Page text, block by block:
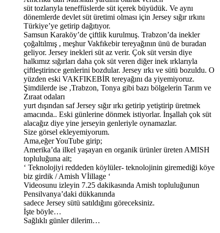
süt tozlarıyla teneffüslerde süt içerek büyüdük. Ve aynı
dönemlerde devlet süt üretimi olması için Jersey sığır ırkını
Türkiye’ye getirip dağıtıyor.
Samsun Karaköy’de çiftlik kurulmuş. Trabzon’da inekler
çoğaltılmış , meşhur Vakfıkebir tereyağının ünü de buradan
geliyor. Jersey inekleri süt az verir. Çok süt versin diye
halkımız sığırları daha çok süt veren diğer inek ırklarıyla
çiftleştirince genlerini bozdular. Jersey ırkı ve sütü bozuldu. O
yüzden eski VAKFIKEBİR tereyağını da yiyemiyoruz.
Şimdilerde ise ,Trabzon, Tonya gibi bazı bölgelerin Tarım ve
Zıraat odaları
yurt dışından saf Jersey sığır ırkı getirip yetiştirip üretmek
amacında.. Eski günlerine dönmek istiyorlar. İnşallah çok süt
alacağız diye yine jerseyin genleriyle oynamazlar.
Size görsel ekleyemiyorum.
Ama,eğer YouTube girip;
Amerika’da ilkel yaşayan en organik ürünler üreten AMISH
topluluğuna ait;
‘ Teknolojiyi reddeden köylüler- teknolojinin giremediği köye
biz girdik / Amish Vİillage ‘
Videosunu izleyin 7.25 dakikasında Amish topluluğunun
Pensilvanya’daki dükkanında
sadece Jersey sütü satıldığını göreceksiniz.
İşte böyle…
Sağlıklı günler dilerim…